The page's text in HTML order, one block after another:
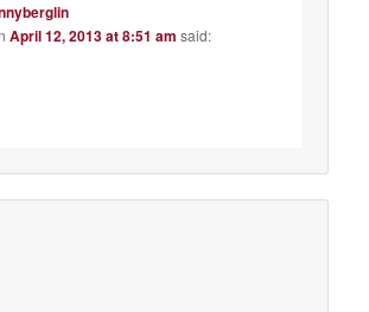
April 12, 2013 at 8:51 am said: